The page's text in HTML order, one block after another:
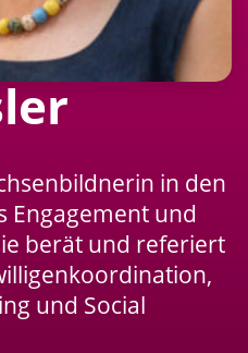
in den
Engagement und
berät und referiert
und Social